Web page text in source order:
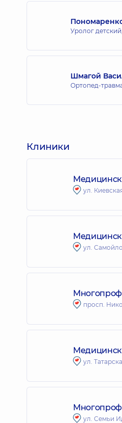
Уролог детский,
Шмагой
Ортопед-
Клиники
ул.
ул.
просп.
ул.
ул. Семьи